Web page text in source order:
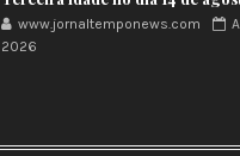
www.jornaltemponews.com
2026